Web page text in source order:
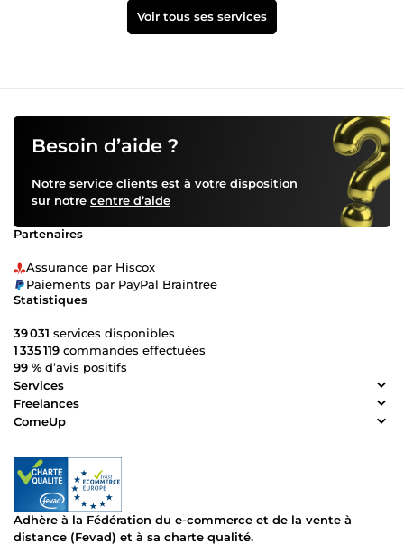
Voir tous ses services
Besoin d’aide ?
Notre service clients est à votre disposition
sur notre centre d’aide
Partenaires
Assurance par Hiscox
Paiements par PayPal Braintree
Statistiques
39 031 services disponibles
1 335 119 commandes effectuées
99 % d’avis positifs
Services
Freelances
ComeUp
Adhère à la Fédération du e-commerce et de la vente à
distance (Fevad) et à sa charte qualité.